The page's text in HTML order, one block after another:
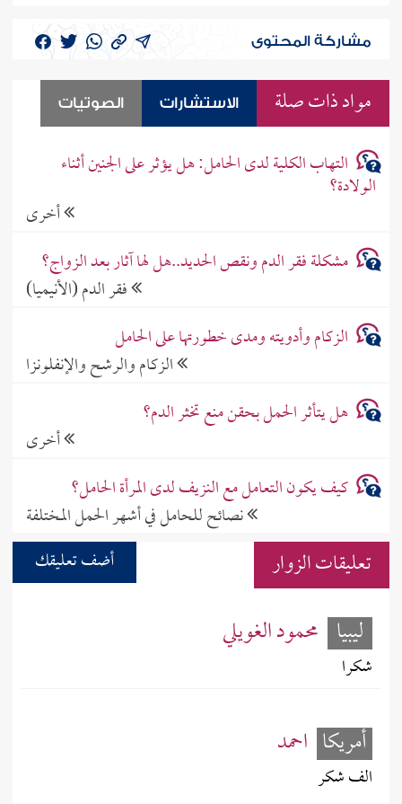
مشاركة المحتوى
مواد ذات صلة الاستشارات الصوتيات
التهاب الكلية لدى الحامل: هل يؤثر على الجنين أثناء
الولادة؟
أخرى
مشكلة فقر الدم ونقص الحديد..هل لها آثار بعد الزواج؟
فقر الدم (الأنيميا)
الزكام وأدويته ومدى خطورتها على الحامل
الزكام والرشح والإنفلونزا
هل يتأثر الحمل بحقن منع تخثر الدم؟
أخرى
كيف يكون التعامل مع النزيف لدى المرأة الحامل؟
نصائح للحامل في أشهر الحمل المختلفة
تعليقات الزوار أضف تعليقك
ليبيا محمود الغويلي
شكرا
أمريكا احمد
الف شكر